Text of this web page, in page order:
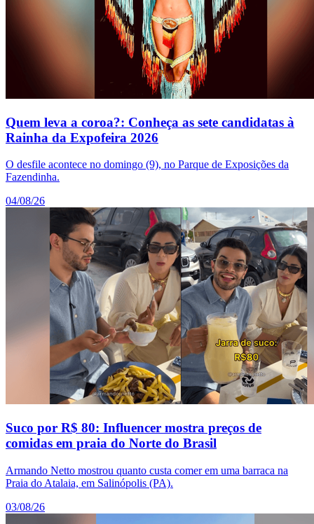
Quem leva a coroa?: Conheça as sete candidatas à
Rainha da Expofeira 2026
O desfile acontece no domingo (9), no Parque de Exposições da
Fazendinha.
04/08/26
Suco por R$ 80: Influencer mostra preços de
comidas em praia do Norte do Brasil
Armando Netto mostrou quanto custa comer em uma barraca na
Praia do Atalaia, em Salinópolis (PA).
03/08/26